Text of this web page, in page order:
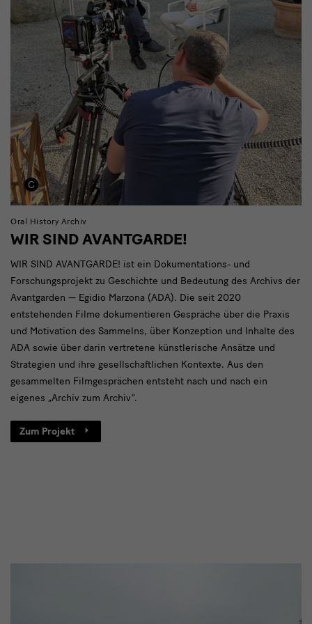
Oral History Archiv
WIR SIND AVANTGARDE!
WIR SIND AVANTGARDE! ist ein Dokumentations- und
Forschungsprojekt zu Geschichte und Bedeutung des Archivs der
Avantgarden — Egidio Marzona (ADA). Die seit 2020
entstehenden Filme dokumentieren Gespräche über die Praxis
und Motivation des Sammelns, über Konzeption und Inhalte des
ADA sowie über darin vertretene künstlerische Ansätze und
Strategien und ihre gesellschaftlichen Kontexte. Aus den
gesammelten Filmgesprächen entsteht nach und nach ein
eigenes „Archiv zum Archiv“.
Zum Projekt